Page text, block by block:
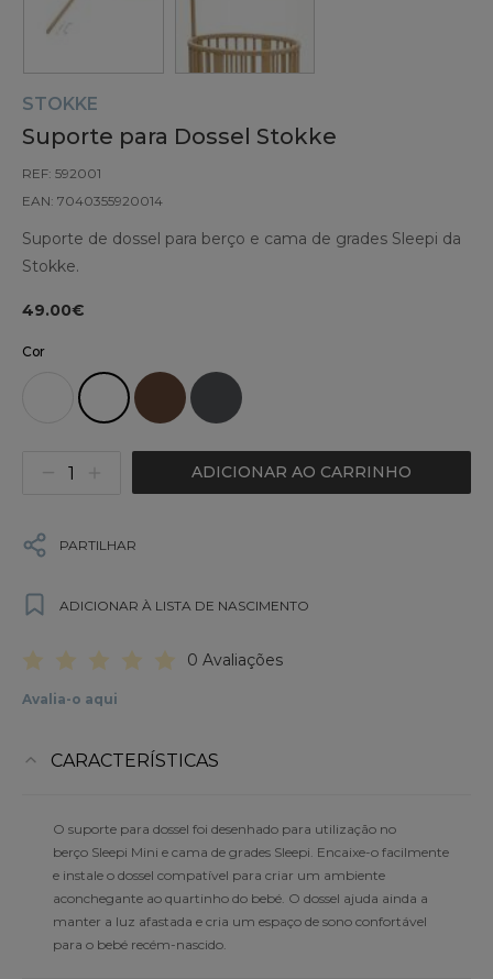
STOKKE
Suporte para Dossel Stokke
REF: 592001
EAN: 7040355920014
Suporte de dossel para berço e cama de grades Sleepi da
Stokke.
49.00€
Cor
ADICIONAR AO CARRINHO
PARTILHAR
ADICIONAR À LISTA DE NASCIMENTO
0 Avaliações
Avalia-o aqui
CARACTERÍSTICAS
O suporte para dossel foi desenhado para utilização no
berço Sleepi Mini e cama de grades Sleepi. Encaixe-o facilmente
e instale o dossel compatível para criar um ambiente
aconchegante ao quartinho do bebé. O dossel ajuda ainda a
manter a luz afastada e cria um espaço de sono confortável
para o bebé recém-nascido.